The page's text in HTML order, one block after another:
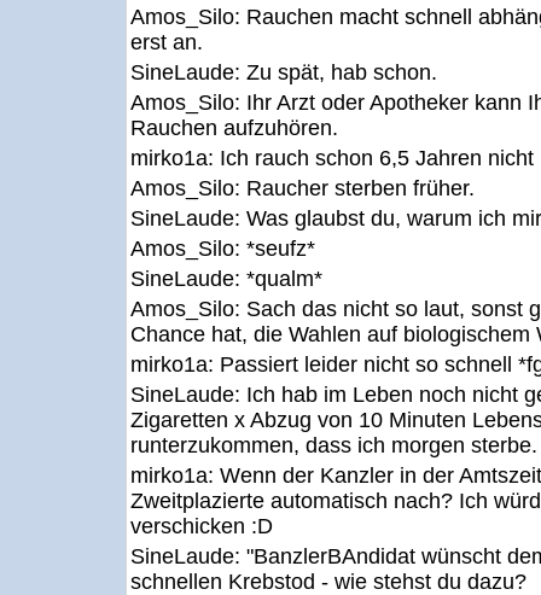
Amos_Silo: Rauchen macht schnell
erst an.
SineLaude: Zu spät, hab schon.
Amos_Silo: Ihr Arzt oder Apotheker kann
Rauchen aufzuhören.
mirko1a: Ich rauch schon 6,5 Jahren nicht
Amos_Silo: Raucher sterben früher.
SineLaude: Was glaubst du, warum ich
Amos_Silo: *seufz*
SineLaude: *qualm*
Amos_Silo: Sach das nicht so laut, sonst
Chance hat, die Wahlen auf biologischem
mirko1a: Passiert leider nicht so schnell
SineLaude: Ich hab im Leben noch nicht
Zigaretten x Abzug von 10 Minuten
runterzukommen, dass ich morgen sterbe.
mirko1a: Wenn der Kanzler in der
Zweitplazierte automatisch nach? Ich
verschicken :D
SineLaude: "BanzlerBAndidat wünscht
schnellen Krebstod - wie stehst du dazu?